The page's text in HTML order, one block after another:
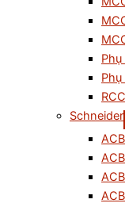
Schneider